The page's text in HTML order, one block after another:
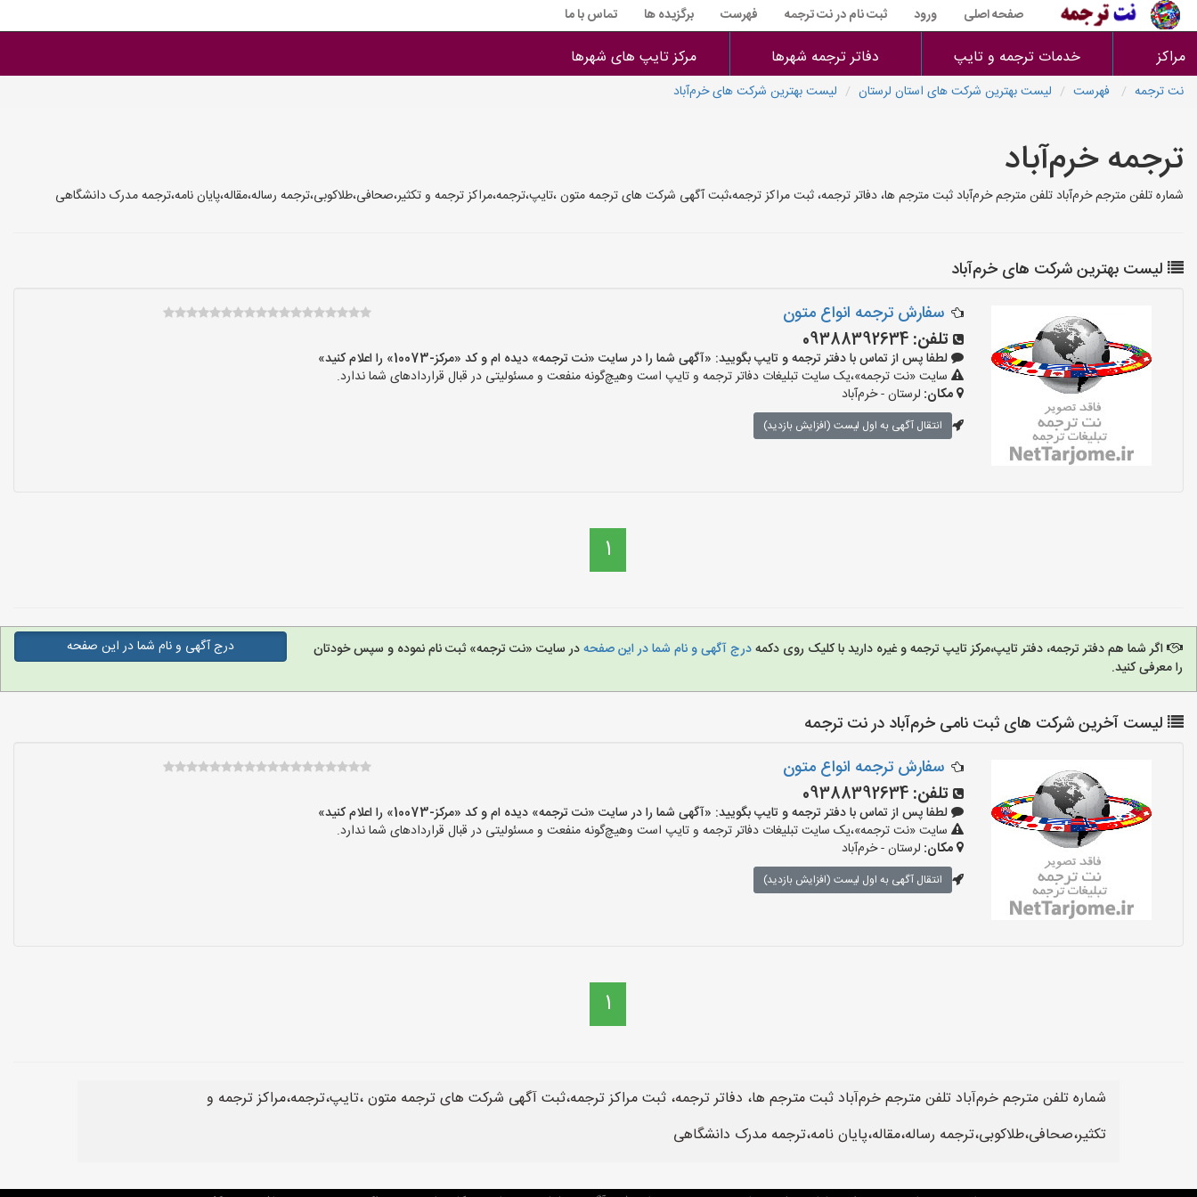
صفحه اصلی ورود ثبت نام در نت ترجمه فهرست برگزیده ها تماس با ما
مراکز خدمات ترجمه و تایپ دفاتر ترجمه شهرها مرکز تایپ های شهرها
نت ترجمه فهرست لیست بهترین شرکت های استان لرستان لیست بهترین شرکت های خرم‌آباد
ترجمه خرم‌آباد
شماره تلفن مترجم خرم‌آباد تلفن مترجم خرم‌آباد ثبت مترجم ها، دفاتر ترجمه، ثبت مراکز ترجمه،ثبت آگهی شرکت های ترجمه متون ،تایپ،ترجمه،مراکز ترجمه و تکثیر،صحافی،طلاکوبی،ترجمه رساله،مقاله،پایان نامه،ترجمه مدرک دانشگاهی
لیست بهترین شرکت های خرم‌آباد
سفارش ترجمه انواع متون
تلفن: 09388392634
لطفا پس از تماس با دفتر ترجمه و تایپ بگویید: «آگهی شما را در سایت «نت ترجمه» دیده ام و کد «مرکز-10073» را اعلام کنید»
سایت «نت ترجمه»،یک سایت تبلیغات دفاتر ترجمه و تایپ است وهیچ‌گونه منفعت و مسئولیتی در قبال قراردادهای شما ندارد.
مکان: لرستان - خرم‌آباد
انتقال آگهی به اول لیست (افزایش بازدید)
1
اگر شما هم دفتر ترجمه، دفتر تایپ،مرکز تایپ ترجمه و غیره دارید با کلیک روی دکمهدرج آگهی و نام شما در این صفحهدر سایت «نت ترجمه» ثبت نام نموده و سپس خودتان
را معرفی کنید.
درج آگهی و نام شما در این صفحه
لیست آخرین شرکت های ثبت نامی خرم‌آباد در نت ترجمه
سفارش ترجمه انواع متون
تلفن: 09388392634
لطفا پس از تماس با دفتر ترجمه و تایپ بگویید: «آگهی شما را در سایت «نت ترجمه» دیده ام و کد «مرکز-10073» را اعلام کنید»
سایت «نت ترجمه»،یک سایت تبلیغات دفاتر ترجمه و تایپ است وهیچ‌گونه منفعت و مسئولیتی در قبال قراردادهای شما ندارد.
مکان: لرستان - خرم‌آباد
انتقال آگهی به اول لیست (افزایش بازدید)
1
شماره تلفن مترجم خرم‌آباد تلفن مترجم خرم‌آباد ثبت مترجم ها، دفاتر ترجمه، ثبت مراکز ترجمه،ثبت آگهی شرکت های ترجمه متون ،تایپ،ترجمه،مراکز ترجمه و
تکثیر،صحافی،طلاکوبی،ترجمه رساله،مقاله،پایان نامه،ترجمه مدرک دانشگاهی